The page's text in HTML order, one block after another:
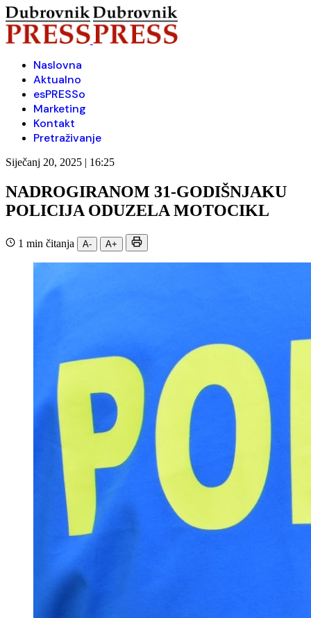
Naslovna
Aktualno
esPRESSo
Marketing
Kontakt
Pretraživanje
Siječanj 20, 2025 | 16:25
NADROGIRANOM 31-GODIŠNJAKU
POLICIJA ODUZELA MOTOCIKL
1 min čitanja A- A+